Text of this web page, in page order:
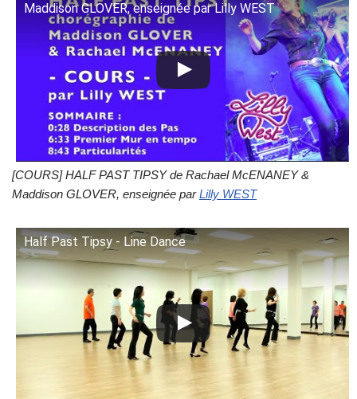
Maddison GLOVER, enseignée par Lilly WEST
[COURS] HALF PAST TIPSY de Rachael McENANEY &
Maddison GLOVER, enseignée parLilly WEST
Half Past Tipsy - Line Dance